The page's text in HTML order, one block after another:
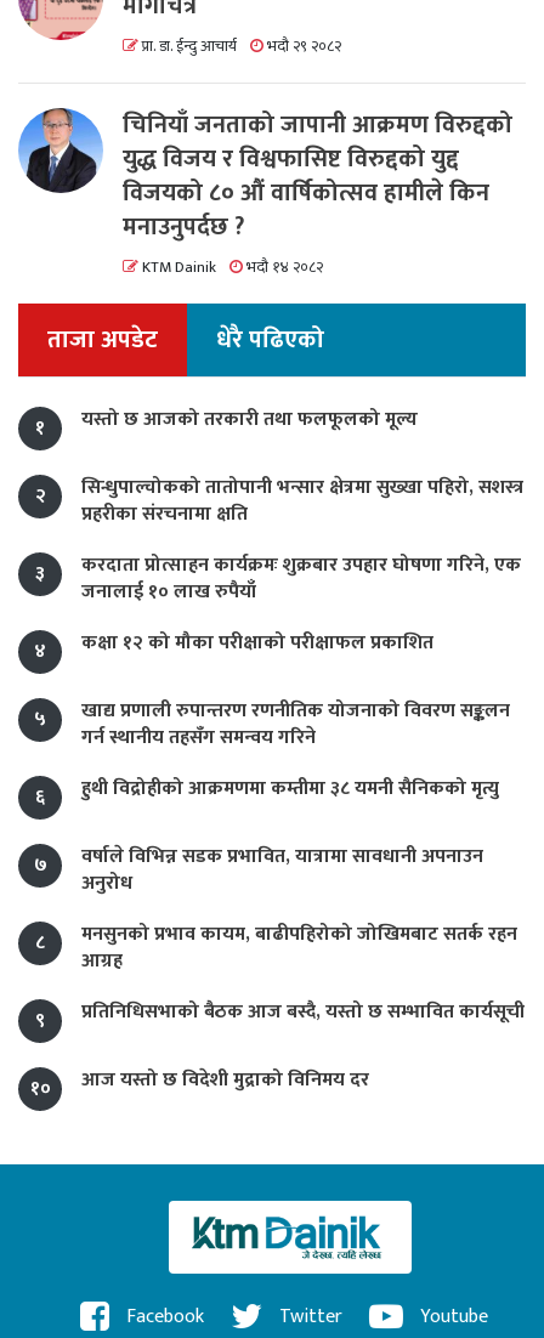
प्रा. डा. ईन्दु आचार्य भदौ २९ २०८२
चिनियाँ जनताको जापानी आक्रमण विरुद्दको
युद्ध विजय र विश्वफासिष्ट विरुद्दको युद्द
विजयको ८० औं वार्षिकोत्सव हामीले किन
मनाउनुपर्दछ ?
KTM Dainik भदौ १४ २०८२
ताजा अपडेट धेरै पढिएको
१ यस्तो छ आजको तरकारी तथा फलफूलको मूल्य
२
सिन्धुपाल्चोकको तातोपानी भन्सार क्षेत्रमा सुख्खा पहिरो, सशस्त्र
प्रहरीका संरचनामा क्षति
३
करदाता प्रोत्साहन कार्यक्रमः शुक्रबार उपहार घोषणा गरिने, एक
जनालाई १० लाख रुपैयाँ
४
कक्षा १२ को मौका परीक्षाको परीक्षाफल प्रकाशित
५
खाद्य प्रणाली रुपान्तरण रणनीतिक योजनाको विवरण सङ्कलन
गर्न स्थानीय तहसँग समन्वय गरिने
६
हुथी विद्रोहीको आक्रमणमा कम्तीमा ३८ यमनी सैनिकको मृत्यु
७
वर्षाले विभिन्न सडक प्रभावित, यात्रामा सावधानी अपनाउन
अनुरोध
८
मनसुनको प्रभाव कायम, बाढीपहिरोको जोखिमबाट सतर्क रहन
आग्रह
९
प्रतिनिधिसभाको बैठक आज बस्दै, यस्तो छ सम्भावित कार्यसूची
१० आज यस्तो छ विदेशी मुद्राको विनिमय दर
Facebook Twitter Youtube